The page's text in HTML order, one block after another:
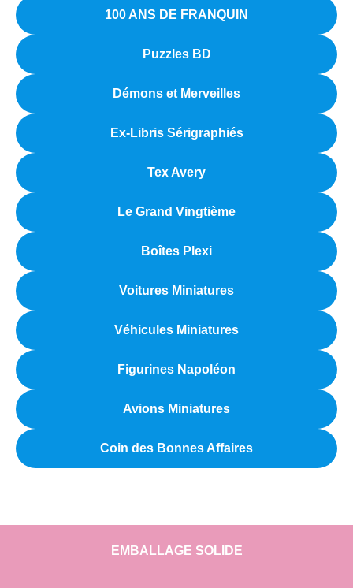
100 ANS DE FRANQUIN
Puzzles BD
Démons et Merveilles
Ex-Libris Sérigraphiés
Tex Avery
Le Grand Vingtième
Boîtes Plexi
Voitures Miniatures
Véhicules Miniatures
Figurines Napoléon
Avions Miniatures
Coin des Bonnes Affaires
EMBALLAGE SOLIDE